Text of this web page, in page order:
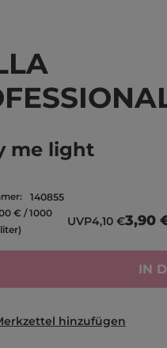
me light
140855
€ / 1000
UVP4,10 €3,90
IN
hinzufügen